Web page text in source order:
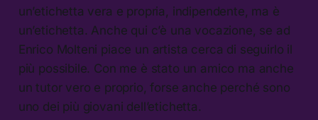
un’etichetta vera e propria, indipendente, ma è
un’etichetta. Anche qui c’è una vocazione, se ad
Enrico Molteni piace un artista cerca di seguirlo il
più possibile. Con me è stato un amico ma anche
un tutor vero e proprio, forse anche perché sono
uno dei più giovani dell’etichetta.